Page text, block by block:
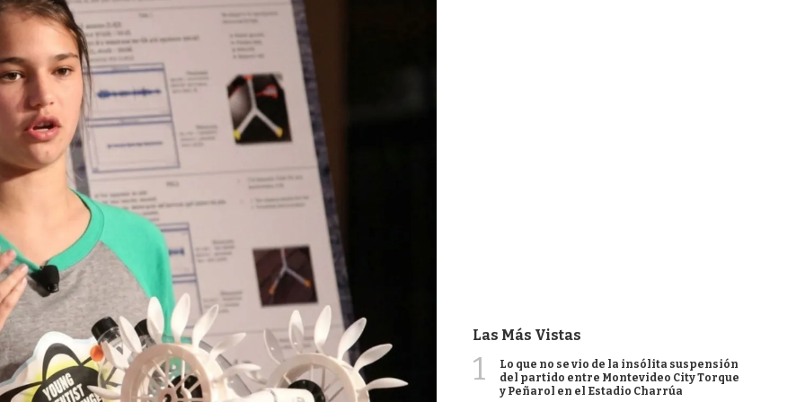
Las Más Vistas
1
Lo que no se vio de la insólita suspensión
del partido entre Montevideo City Torque
y Peñarol en el Estadio Charrúa